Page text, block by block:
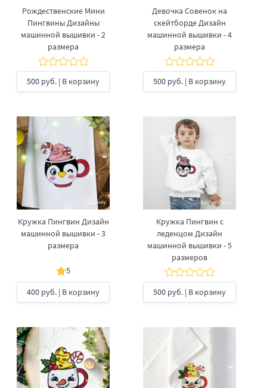
Рождественские Мини
Пингвины Дизайны
машинной вышивки - 2
размера
500 руб. | В корзину
Девочка Совенок на
скейтборде Дизайн
машинной вышивки - 4
размера
500 руб. | В корзину
Кружка Пингвин Дизайн
машинной вышивки - 3
размера
5
400 руб. | В корзину
Кружка Пингвин с
леденцом Дизайн
машинной вышивки - 5
размеров
500 руб. | В корзину